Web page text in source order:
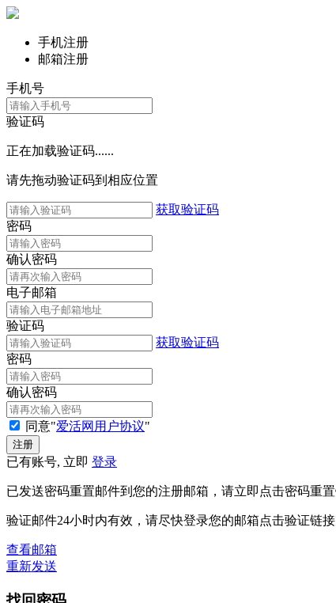
手机注册
邮箱注册
手机号
验证码
正在加载验证码......
请先拖动验证码到相应位置
获取验证码
密码
确认密码
电子邮箱
验证码
获取验证码
密码
确认密码
同意"爱活网用户协议"
已有账号, 立即 登录
已发送密码重置邮件到您的注册邮箱，请立即点击密码重置
验证邮件24小时内有效，请尽快登录您的邮箱点击验证链
查看邮箱
重新发送